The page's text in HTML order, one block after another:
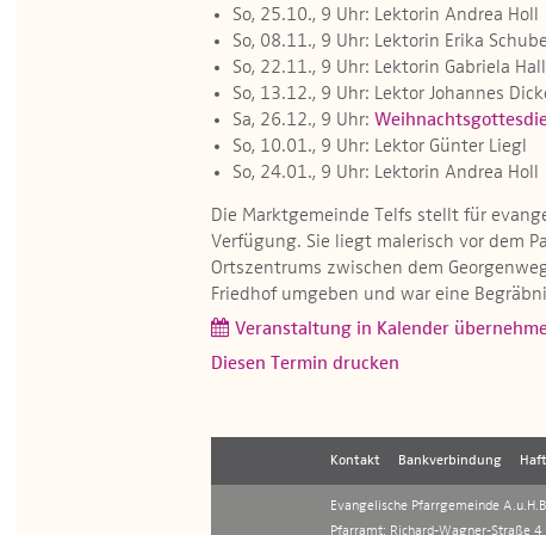
So, 25.10., 9 Uhr: Lektorin Andrea Holl
So, 08.11., 9 Uhr: Lektorin Erika
So, 22.11., 9 Uhr: Lektorin Gabriela
So, 13.12., 9 Uhr: Lektor Johannes
Sa, 26.12., 9 Uhr:
So, 10.01., 9 Uhr: Lektor Günter Liegl
So, 24.01., 9 Uhr: Lektorin Andrea Holl
Die Marktgemeinde Telfs stellt für
Verfügung. Sie liegt malerisch vor dem
Ortszentrums zwischen dem
Friedhof umgeben und war eine
Veranstaltung in Kalender
Diesen Termin drucken
Kontakt Bankverbindung
Evangelische Pfarrgemeinde
Pfarramt: Richard-Wagner-Straße